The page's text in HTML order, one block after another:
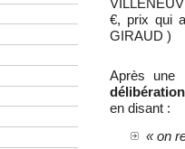
€, prix qui
GIRAUD )
Après une
en disant :
« on